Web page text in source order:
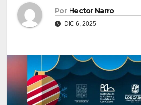
Por Hector Narro
DIC 6, 2025